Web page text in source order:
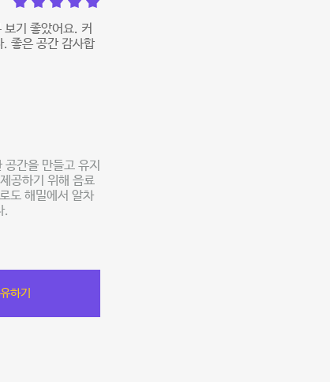
기 좋았어요. 커
. 좋은 공간 감사합
간을 만들고 유지
공하기 위해 음료
도 해밀에서 알차
.
하기